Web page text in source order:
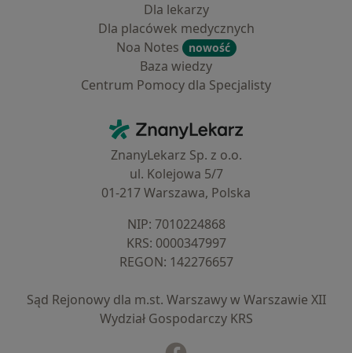
Dla lekarzy
Dla placówek medycznych
Noa Notes
nowość
Baza wiedzy
Centrum Pomocy dla Specjalisty
ZnanyLekarz - Strona główna
ZnanyLekarz Sp. z o.o.
ul. Kolejowa 5/7
01-217 Warszawa, Polska
NIP: ⁠7010224868
KRS: ⁠0000347997
REGON: ⁠142276657
Sąd Rejonowy dla m.st. Warszawy w Warszawie XII
Wydział Gospodarczy KRS